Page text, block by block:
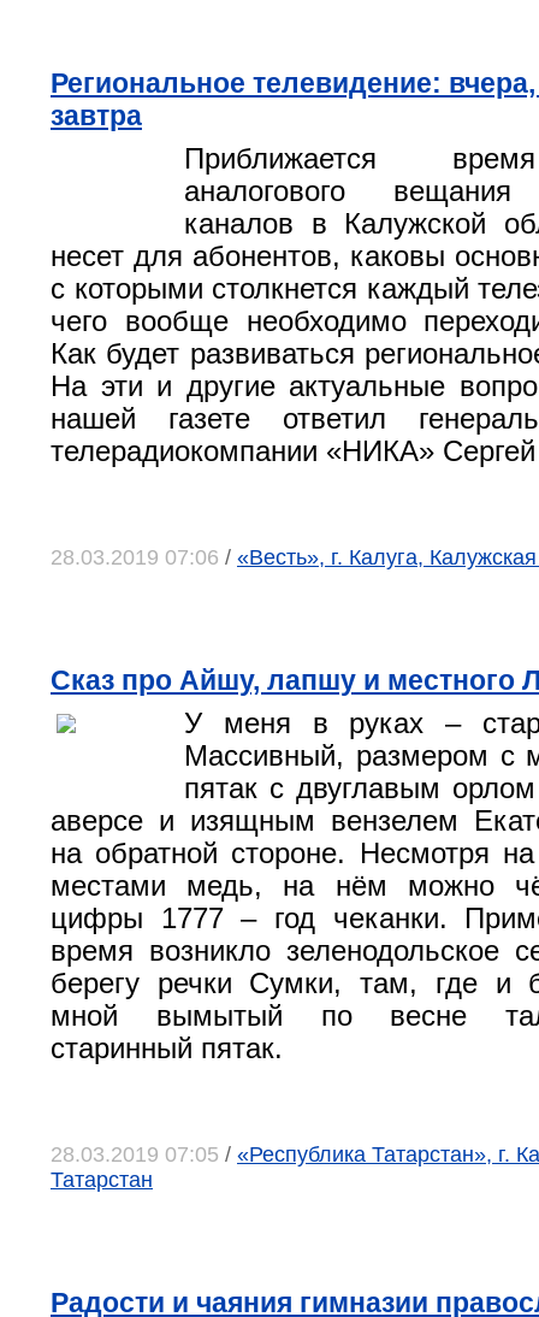
Региональное телевидение:
завтра
Приближается
аналогового
каналов в Калужской
несет для абонентов, каковы
с которыми столкнется каждый
чего вообще необходимо
Как будет развиваться
На эти и другие актуальные
нашей газете ответил
телерадиокомпании «НИКА»
28.03.2019 07:06 / «Весть», г. Калуга,
Сказ про Айшу, лапшу и местного
У меня в руках –
Массивный, размером с
пятак с двуглавым
аверсе и изящным вензелем
на обратной стороне. Несмотря
местами медь, на нём можно
цифры 1777 – год чеканки.
время возникло зеленодольское
берегу речки Сумки, там, где и
мной вымытый по весне
старинный пятак.
28.03.2019 07:05 / «Республика Татарстан», г.
Татарстан
Радости и чаяния гимназии